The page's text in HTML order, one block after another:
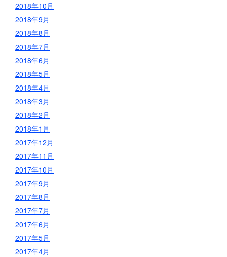
2018年10月
2018年9月
2018年8月
2018年7月
2018年6月
2018年5月
2018年4月
2018年3月
2018年2月
2018年1月
2017年12月
2017年11月
2017年10月
2017年9月
2017年8月
2017年7月
2017年6月
2017年5月
2017年4月